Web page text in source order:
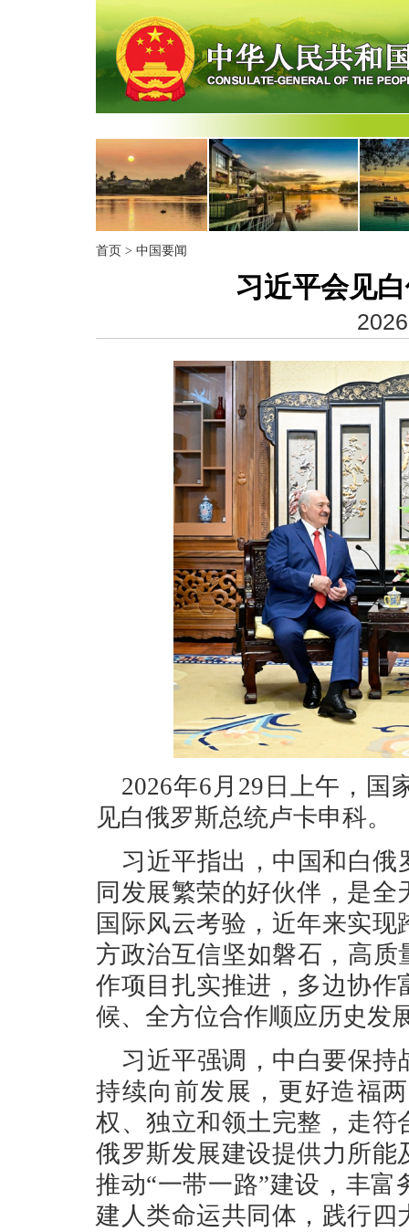
首页 > 中国要闻
习近平会见
2026年6月29日上午，国
见白俄罗斯总统卢卡申科。
习近平指出，中国和白
同发展繁荣的好伙伴，是
国际风云考验，近年来实
方政治互信坚如磐石，高质
作项目扎实推进，多边协
候、全方位合作顺应历史发
习近平强调，中白要保
持续向前发展，更好造福
权、独立和领土完整，走
俄罗斯发展建设提供力所
推动“一带一路”建设，丰
建人类命运共同体，践行